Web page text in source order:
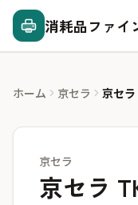
消耗品ファイ
ホーム 京セラ 京セ
京セラ
京セラ